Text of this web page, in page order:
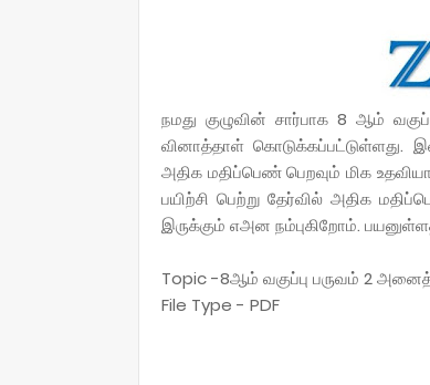
நமது குழுவின் சார்பாக 8 ஆம்
வினாத்தாள் கொடுக்கப்பட்டுள்ளது.
அதிக மதிப்பெண் பெறவும் மிக
பயிற்சி பெற்று தேர்வில் அதிக
இருக்கும் எஅன நம்புகிறோம்.
Topic -8ஆம் வகுப்பு பருவம் 2
File Type - PDF